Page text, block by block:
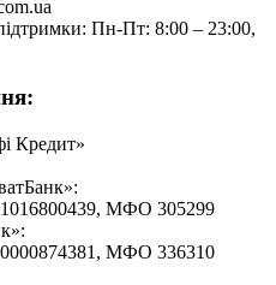
Пн-Пт: 8:00 – 23:00,
Кредит»
МФО 305299
МФО 336310